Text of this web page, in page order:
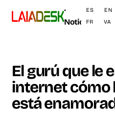
·
Noticias
ES EN
FR
VA
El gurú que le
internet cómo
está